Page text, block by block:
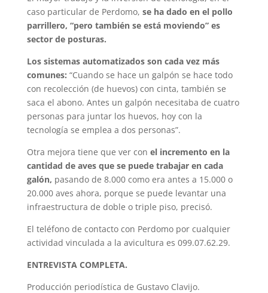
caso particular de Perdomo, se ha dado en el pollo
parrillero, “pero también se está moviendo” es
sector de posturas.
Los sistemas automatizados son cada vez más
comunes: “Cuando se hace un galpón se hace todo
con recolección (de huevos) con cinta, también se
saca el abono. Antes un galpón necesitaba de cuatro
personas para juntar los huevos, hoy con la
tecnología se emplea a dos personas”.
Otra mejora tiene que ver con el incremento en la
cantidad de aves que se puede trabajar en cada
galón, pasando de 8.000 como era antes a 15.000 o
20.000 aves ahora, porque se puede levantar una
infraestructura de doble o triple piso, precisó.
El teléfono de contacto con Perdomo por cualquier
actividad vinculada a la avicultura es 099.07.62.29.
ENTREVISTA COMPLETA.
Producción periodística de Gustavo Clavijo.